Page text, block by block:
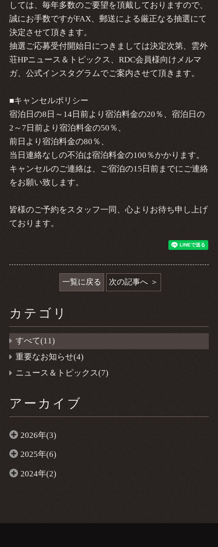
しては、毎年多数のご要望を頂戴しておりますので、
誠にお手数ですがFAX、郵送による厳正なる抽選にて
決定させて頂きます。
抽選ご応募受付開始日につきましては決定次第、雲外
荘HPニュース＆トピックス、RDC会員様向けメルマ
ガ、公式インスタグラムでご案内させて頂きます。
■キャンセルポリシー
宿泊日の8日～14日前より宿泊料金の20％、宿泊日の
2～7日前より宿泊料金の50％、
前日より宿泊料金の80％、
当日連絡なしの不泊は宿泊料金の100％かかります。
キャンセルのご連絡は、ご宿泊の15日前までにご連絡
をお願い致します。
皆様のご予約をスタッフ一同、心よりお待ち申し上げ
ております。
一覧に戻る 次の記事へ
カテゴリ
すべて(11)
重要なお知らせ(4)
ニュース＆トピックス(7)
アーカイブ
2026年(3)
2025年(6)
2024年(2)